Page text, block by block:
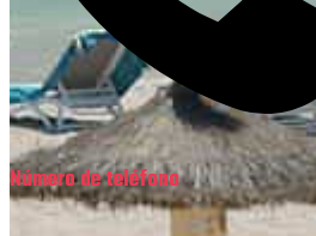
Número de teléfono